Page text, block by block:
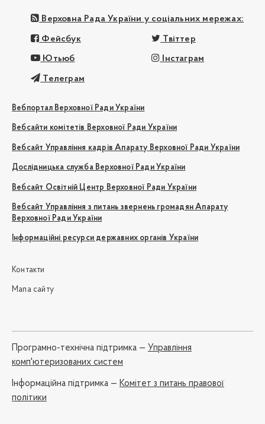
Верховна Рада України у соціальних мережах:
Фейсбук Твіттер
Ютьюб Інстаграм
Телеграм
Вебпортал Верховної Ради України
Вебсайти комітетів Верховної Ради України
Вебсайт Управління кадрів Апарату Верховної Ради України
Дослідницька служба Верховної Ради України
Вебсайт Освітній Центр Верховної Ради України
Вебсайт Управління з питань звернень громадян Апарату
Верховної Ради України
Інформаційні ресурси державних органів України
Контакти
Мапа сайту
Програмно-технічна підтримка — Управління
комп'ютеризованих систем
Iнформаційна підтримка — Комітет з питань правової
політики